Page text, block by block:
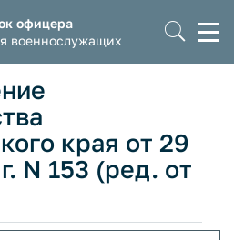
офицера
военнослужащих
края от 29
N 153 (ред. от